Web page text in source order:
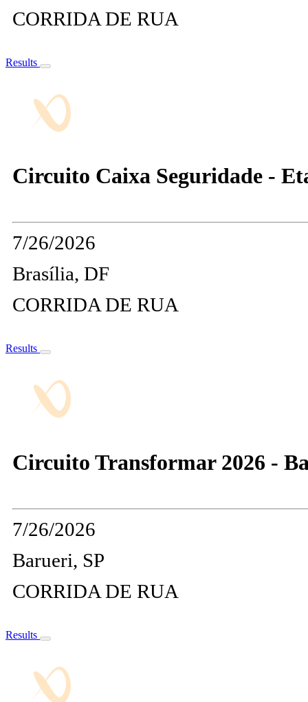
CORRIDA DE RUA
Results
Circuito Caixa Seguridade -
7/26/2026
Brasília, DF
CORRIDA DE RUA
Results
Circuito Transformar 2026 -
7/26/2026
Barueri, SP
CORRIDA DE RUA
Results